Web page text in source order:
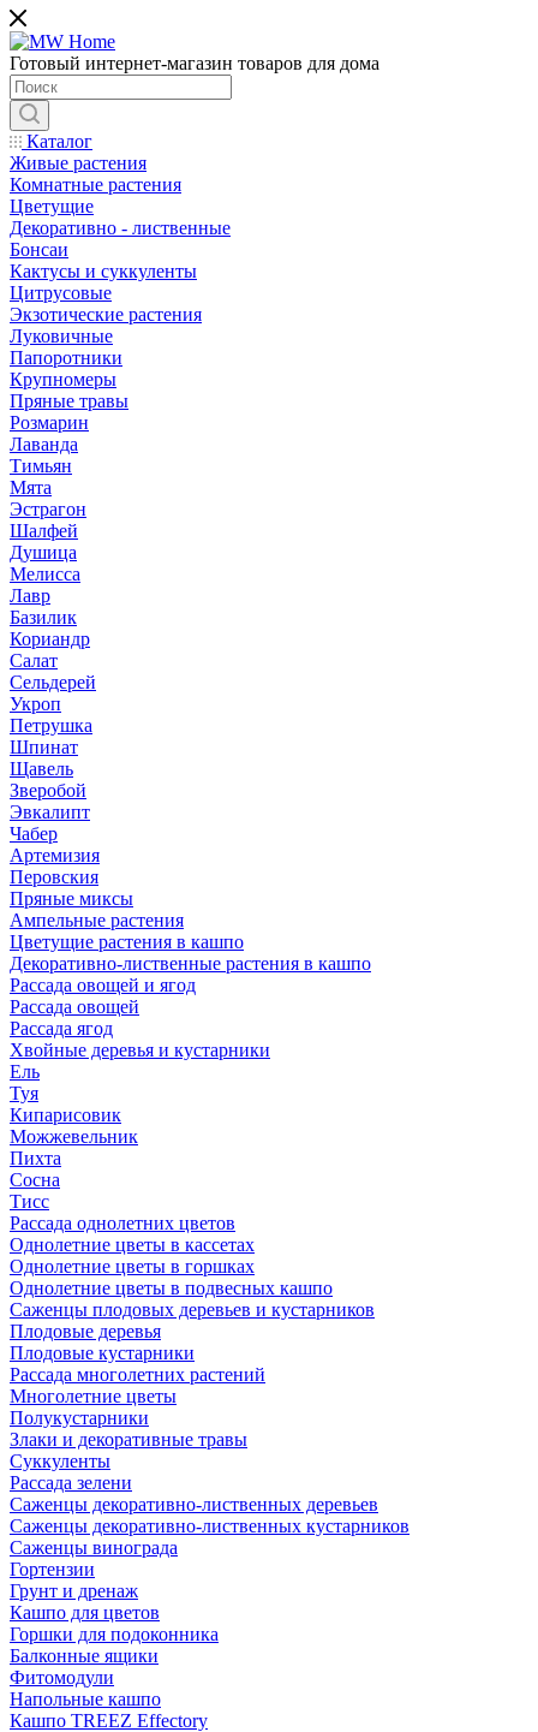
Готовый интернет-магазин товаров для дома
Каталог
Живые растения
Комнатные растения
Цветущие
Декоративно - лиственные
Бонсаи
Кактусы и суккуленты
Цитрусовые
Экзотические растения
Луковичные
Папоротники
Крупномеры
Пряные травы
Розмарин
Лаванда
Тимьян
Мята
Эстрагон
Шалфей
Душица
Мелисса
Лавр
Базилик
Кориандр
Салат
Сельдерей
Укроп
Петрушка
Шпинат
Щавель
Зверобой
Эвкалипт
Чабер
Артемизия
Перовския
Пряные миксы
Ампельные растения
Цветущие растения в кашпо
Декоративно-лиственные растения в кашпо
Рассада овощей и ягод
Рассада овощей
Рассада ягод
Хвойные деревья и кустарники
Ель
Туя
Кипарисовик
Можжевельник
Пихта
Сосна
Тисc
Рассада однолетних цветов
Однолетние цветы в кассетах
Однолетние цветы в горшках
Однолетние цветы в подвесных кашпо
Саженцы плодовых деревьев и кустарников
Плодовые деревья
Плодовые кустарники
Рассада многолетних растений
Многолетние цветы
Полукустарники
Злаки и декоративные травы
Суккуленты
Рассада зелени
Саженцы декоративно-лиственных деревьев
Саженцы декоративно-лиственных кустарников
Саженцы винограда
Гортензии
Грунт и дренаж
Кашпо для цветов
Горшки для подоконника
Балконные ящики
Фитомодули
Напольные кашпо
Кашпо TREEZ Effectory